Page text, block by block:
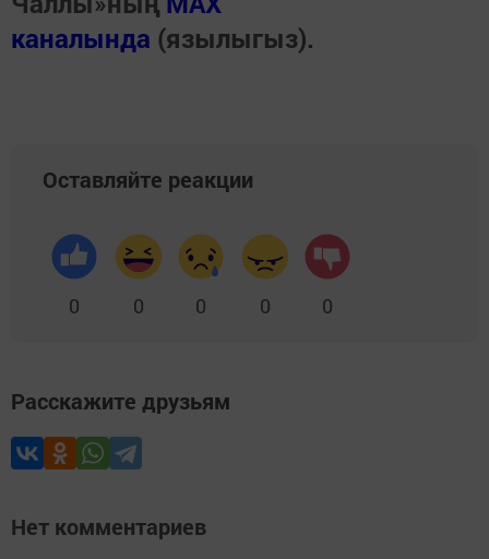
каналында (язылыгыз).
Оставляйте реакции
0 0 0 0 0
Расскажите друзьям
Нет комментариев